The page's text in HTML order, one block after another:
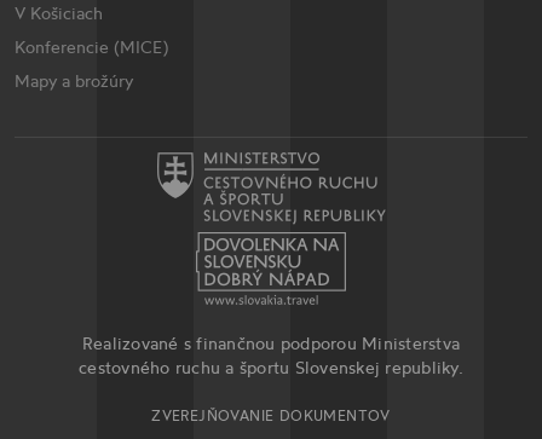
V Košiciach
Konferencie (MICE)
Mapy a brožúry
Realizované s finančnou podporou Ministerstva
cestovného ruchu a športu Slovenskej republiky.
ZVEREJŇOVANIE DOKUMENTOV